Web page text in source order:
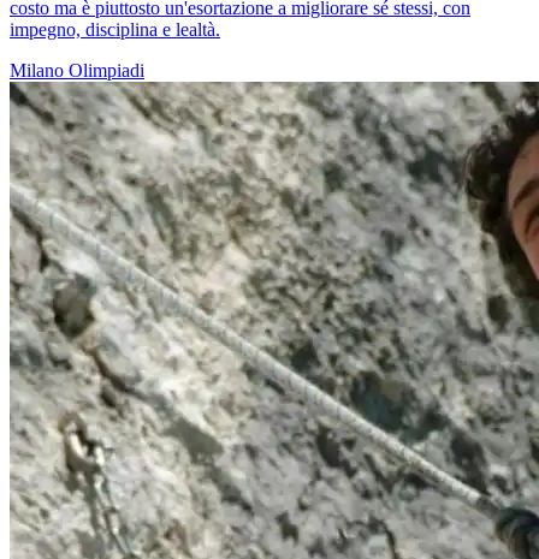
costo ma è piuttosto un'esortazione a migliorare sé stessi, con
impegno, disciplina e lealtà.
Milano Olimpiadi